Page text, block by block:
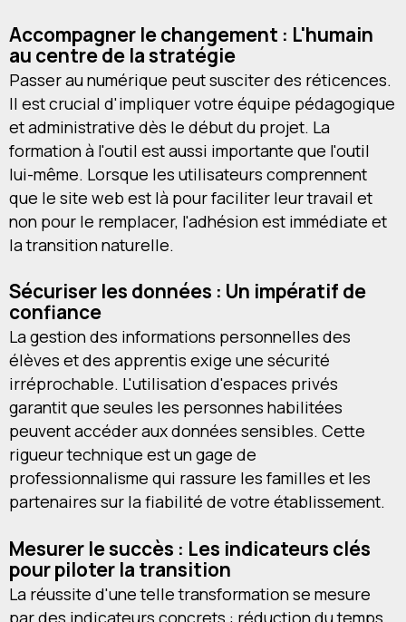
Accompagner le changement : L'humain
au centre de la stratégie
Passer au numérique peut susciter des réticences.
Il est crucial d'impliquer votre équipe pédagogique
et administrative dès le début du projet. La
formation à l'outil est aussi importante que l'outil
lui-même. Lorsque les utilisateurs comprennent
que le site web est là pour faciliter leur travail et
non pour le remplacer, l'adhésion est immédiate et
la transition naturelle.
Sécuriser les données : Un impératif de
confiance
La gestion des informations personnelles des
élèves et des apprentis exige une sécurité
irréprochable. L'utilisation d'espaces privés
garantit que seules les personnes habilitées
peuvent accéder aux données sensibles. Cette
rigueur technique est un gage de
professionnalisme qui rassure les familles et les
partenaires sur la fiabilité de votre établissement.
Mesurer le succès : Les indicateurs clés
pour piloter la transition
La réussite d'une telle transformation se mesure
par des indicateurs concrets : réduction du temps